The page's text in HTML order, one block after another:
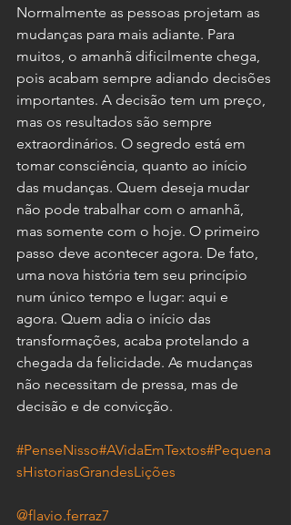
Normalmente as pessoas projetam as
mudanças para mais adiante. Para
muitos, o amanhã dificilmente chega,
pois acabam sempre adiando decisões
importantes. A decisão tem um preço,
mas os resultados são sempre
extraordinários. O segredo está em
tomar consciência, quanto ao início
das mudanças. Quem deseja mudar
não pode trabalhar com o amanhã,
mas somente com o hoje. O primeiro
passo deve acontecer agora. De fato,
uma nova história tem seu princípio
num único tempo e lugar: aqui e
agora. Quem adia o início das
transformações, acaba protelando a
chegada da felicidade. As mudanças
não necessitam de pressa, mas de
decisão e de convicção.
#PenseNisso#AVidaEmTextos#Pequena
sHistoriasGrandesLições
@flavio.ferraz7